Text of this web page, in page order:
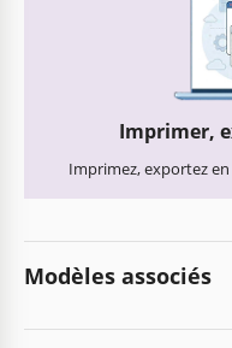
Imprimer,
Imprimez, exportez
Modèles associés